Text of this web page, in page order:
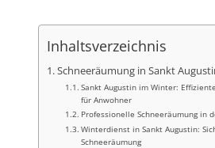
Inhaltsverzeichnis
Schneeräumung in Sankt
Sankt Augustin im Winter:
für Anwohner
Professionelle Schneeräumung in
Winterdienst in Sankt Augustin:
Schneeräumung